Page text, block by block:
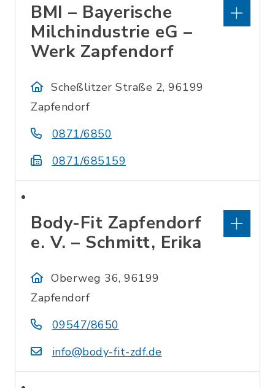
BMI – Bayerische
Milchindustrie eG –
Werk Zapfendorf
Scheßlitzer Straße 2, 96199
Zapfendorf
0871/6850
0871/685159
Body-Fit Zapfendorf
e. V. – Schmitt, Erika
Oberweg 36, 96199
Zapfendorf
09547/8650
info@body-fit-zdf.de